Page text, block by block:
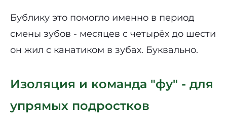
Бублику это помогло именно в период
смены зубов - месяцев с четырёх до шести
он жил с канатиком в зубах. Буквально.
Изоляция и команда "фу" - для
упрямых подростков